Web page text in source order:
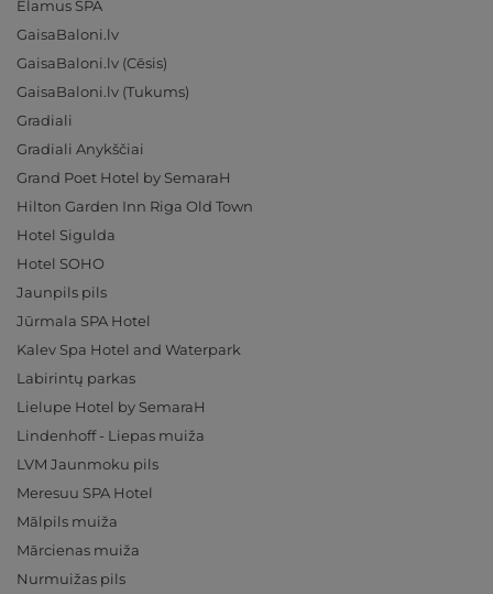
Elamus SPA
GaisaBaloni.lv
GaisaBaloni.lv (Cēsis)
GaisaBaloni.lv (Tukums)
Gradiali
Gradiali Anykščiai
Grand Poet Hotel by SemaraH
Hilton Garden Inn Riga Old Town
Hotel Sigulda
Hotel SOHO
Jaunpils pils
Jūrmala SPA Hotel
Kalev Spa Hotel and Waterpark
Labirintų parkas
Lielupe Hotel by SemaraH
Lindenhoff - Liepas muiža
LVM Jaunmoku pils
Meresuu SPA Hotel
Mālpils muiža
Mārcienas muiža
Nurmuižas pils